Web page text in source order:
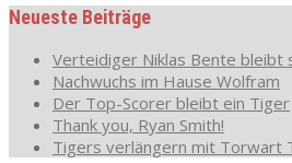
Neueste Beiträge
Verteidiger Niklas Bente bleibt
Nachwuchs im Hause Wolfram
Der Top-Scorer bleibt ein Tiger
Thank you, Ryan Smith!
Tigers verlängern mit Torwart